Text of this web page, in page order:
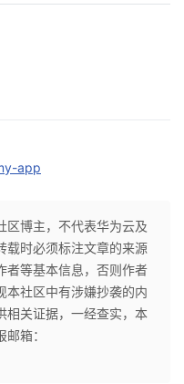
app
区博主，不代表华为云及
载时必须标注文章的来源
者等基本信息，否则作者
本社区中有涉嫌抄袭的内
相关证据，一经查实，本
箱：